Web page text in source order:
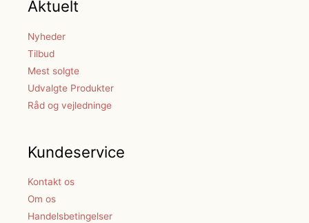
Aktuelt
Nyheder
Tilbud
Mest solgte
Udvalgte Produkter
Råd og vejledninge
Kundeservice
Kontakt os
Om os
Handelsbetingelser